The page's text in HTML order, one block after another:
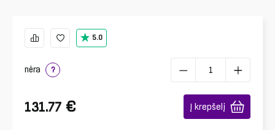
5.0
nėra ?
131.77 € Į krepšelį